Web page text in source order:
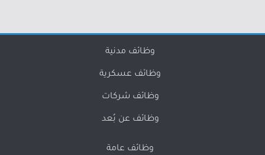
وظائف مدنية
وظائف عسكرية
وظائف شركات
وظائف عن بُعد
وظائف عامة